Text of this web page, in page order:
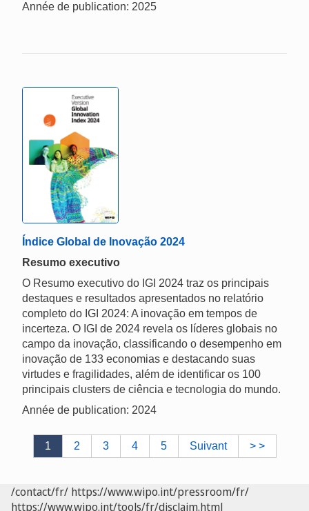
Année de publication: 2025
Índice Global de Inovação 2024
Resumo executivo
O Resumo executivo do IGI 2024 traz os principais
destaques e resultados apresentados no relatório
completo do IGI 2024: A inovação em tempos de
incerteza. O IGI de 2024 revela os líderes globais no
campo da inovação, classificando o desempenho em
inovação de 133 economias e destacando suas
virtudes e fragilidades, além de identificar os 100
principais clusters de ciência e tecnologia do mundo.
Année de publication: 2024
1 2 3 4 5 Suivant > >
/contact/fr/ https://www.wipo.int/pressroom/fr/
https://www.wipo.int/tools/fr/disclaim.html